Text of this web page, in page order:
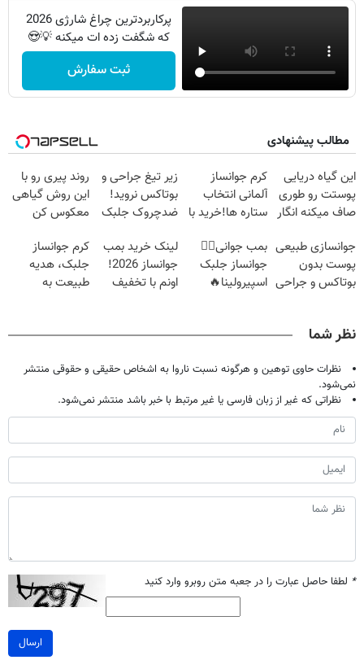
پرکاربردترین چراغ شارژی 2026
که شگفت زده ات میکنه 💡😍
ثبت سفارش
مطالب پیشنهادی
این گیاه دریایی
پوستت رو طوری
صاف میکنه انگار
شدی🔥
کرم جوانساز
آلمانی انتخاب
ستاره ها!خرید با
زیر تیغ جراحی و
بوتاکس نروید!
ضدچروک جلبک
روند پیری رو با
این روش گیاهی
معکوس کن
جوانسازی طبیعی
پوست بدون
بوتاکس و جراحی
بمب جوانی👈🏻
جوانساز جلبک
اسپیرولینا🔥
لینک خرید بمب
جوانساز 2026!
اونم با تخفیف
کرم جوانساز
جلبک، هدیه
طبیعت به
نظر شما
نظرات حاوی توهین و هرگونه نسبت ناروا به اشخاص حقیقی و حقوقی منتشر
نمی‌شود.
نظراتی که غیر از زبان فارسی یا غیر مرتبط با خبر باشد منتشر نمی‌شود.
* لطفا حاصل عبارت را در جعبه متن روبرو وارد کنید
ارسال